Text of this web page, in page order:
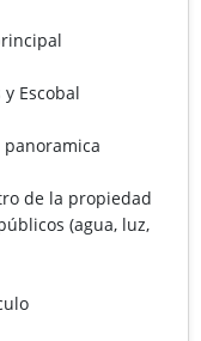
Escobal
de la propiedad
(agua, luz,